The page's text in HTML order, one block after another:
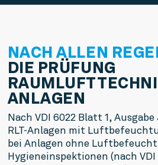
NACH ALLEN
DIE PRÜFUNG
ANLAGEN
Nach VDI 6022 Blatt 1,
RLT-Anlagen mit
bei Anlagen ohne
Hygieneinspektionen (nach VDI